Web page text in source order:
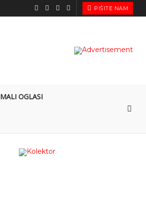
PIŠITE NAM
MALI OGLASI